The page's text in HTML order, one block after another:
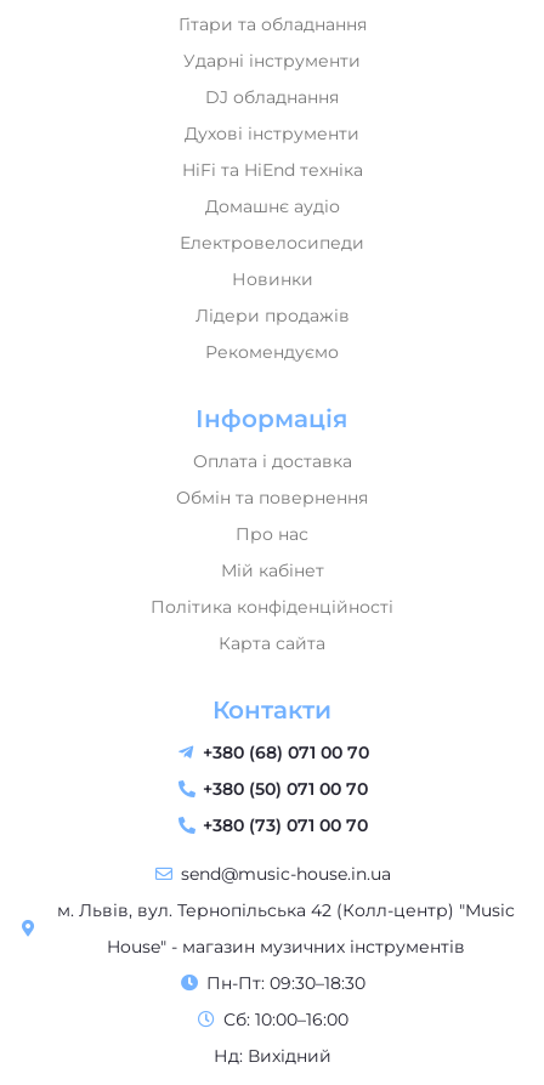
Гітари та обладнання
Ударні інструменти
DJ обладнання
Духові інструменти
HiFi та HiEnd техніка
Домашнє аудіо
Електровелосипеди
Новинки
Лідери продажів
Рекомендуємо
Інформація
Оплата і доставка
Обмін та повернення
Про нас
Мій кабінет
Політика конфіденційності
Карта сайта
Контакти
+380 (68) 071 00 70
+380 (50) 071 00 70
+380 (73) 071 00 70
send@music-house.in.ua
м. Львів, вул. Тернопільська 42 (Колл-центр) "Music
House" - магазин музичних інструментів
Пн-Пт: 09:30–18:30
Сб: 10:00–16:00
Нд: Вихідний